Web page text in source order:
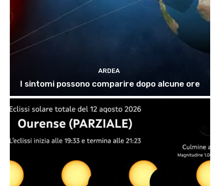
ARDEA
I sintomi possono comparire dopo alcune ore